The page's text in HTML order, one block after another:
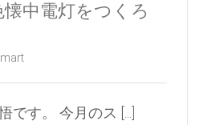
中電灯をつくろ
です。 今月のス [...]